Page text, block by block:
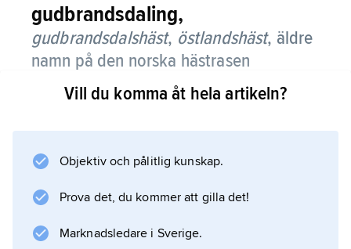
gudbrandsdaling,
gudbrandsdalshäst, östlandshäst, äldre
namn på den norska hästrasen
dölehäst .
mönstringen av hingstar hölls i Lillehammer i
Vill du komma åt hela artikeln?
Objektiv och pålitlig kunskap.
Prova det, du kommer att gilla det!
Marknadsledare i Sverige.